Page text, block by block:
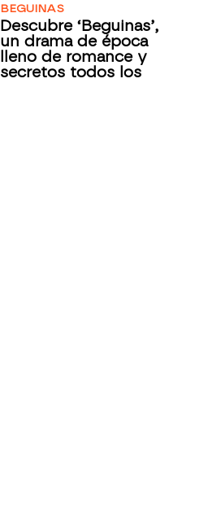
BEGUINAS
Descubre ‘Beguinas’,
un drama de época
lleno de romance y
secretos todos los